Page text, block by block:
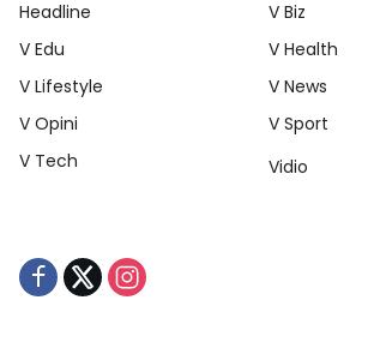
Headline
V Biz
V Edu
V Health
V Lifestyle
V News
V Opini
V Sport
V Tech
Vidio